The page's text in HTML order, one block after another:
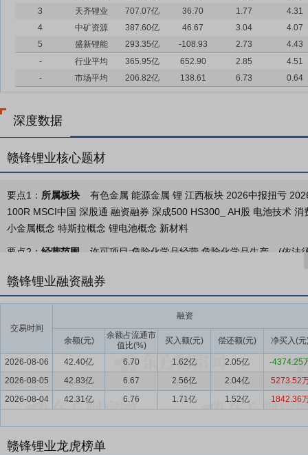
3
天齐锂业 707.07亿 36.70 1.77
4.31
4
中矿资源 387.60亿 46.67 3.04
4.07
5
盛新锂能 293.35亿 -108.93 2.73
4.43
-
行业平均 365.95亿 652.90 2.85
4.51
-
市场平均 206.82亿 138.61 6.73 0.64
深度数据
赣锋锂业核心题材
要点1： 所属板块
有色金属 能源金属 锂 江西板块 2026中报扭亏
100R MSCI中国 深股通 融资融券 深成500 HS300_ AH股 电池技术
小金属概念 特斯拉概念 锂电池概念 新材料
要点2： 经营范围
许可项目:危险化学品经营,危险化学品生产。(依法
金属合金制造,有色金属合金销售,电池制造,资源再生利用技术研发,新
自主依法经营法律法规非禁止或限制的项目)
要点3：锂化合物
应用于电动汽车、储能、便携式电子设备等锂电池材料及化学及制药
要点4：金属锂
金属锂：公司的金属锂产品产能排名全球第一。公
及铜锂或锂铝合金箔，主要用于(1)锂电池负极材料；(2)医药反应催
锂，来自公司锂化合物业务板块及锂电池回收业务板块的内部供应，
备及各种消费型电子设备，包括手机、平板、笔记本电脑、TWS耳机
赣锋锂业融资融券
交易时间
融资
余额(元)
余额占流通市
值比(%)
买入额(元) 偿还额(元) 净买入(元
2026-08-06 42.40亿 6.70 1.62亿 2.05亿
-4374.25
2026-08-05
42.83亿 6.67 2.56亿 2.04亿
5273.52
2026-08-04
42.31亿 6.76 1.71亿 1.52亿 1842.36
赣锋锂业龙虎榜单